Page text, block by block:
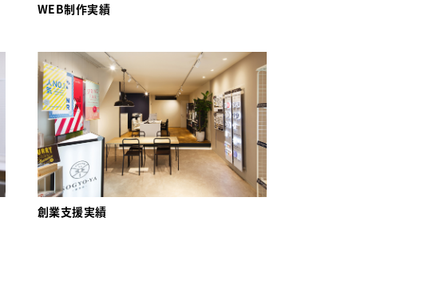
WEB制作実績
創業支援実績